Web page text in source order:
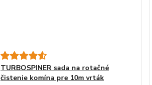
TURBOSPINER sada na rotačné
čistenie komína pre 10m vrták